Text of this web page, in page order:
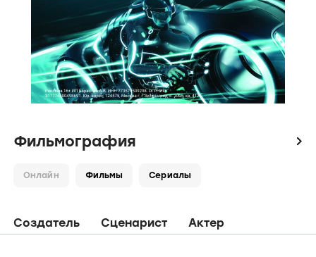
Фильмография icon
Онлайн Фильмы Сериалы
Создатель Сценарист Актер